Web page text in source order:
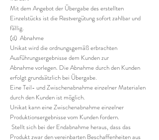
Mit dem Angebot der Übergabe des erstellten
Einzelstücks ist die Restvergütung sofort zahlbar und
fällig.
(d) Abnahme
Unikat wird die ordnungsgemäß erbrachten
Ausführungsergebnisse dem Kunden zur
Abnahme vorlegen. Die Abnahme durch den Kunden
erfolgt grundsätzlich bei Übergabe.
Eine Teil- und Zwischenabnahme einzelner Materialen
durch den Kunden ist möglich.
Unikat kann eine Zwischenabnahme einzelner
Produktionsergebnisse vom Kunden fordern.
Stellt sich bei der Endabnahme heraus, dass das
Produkt zwar den vereinbarten Beschaffenheiten aus